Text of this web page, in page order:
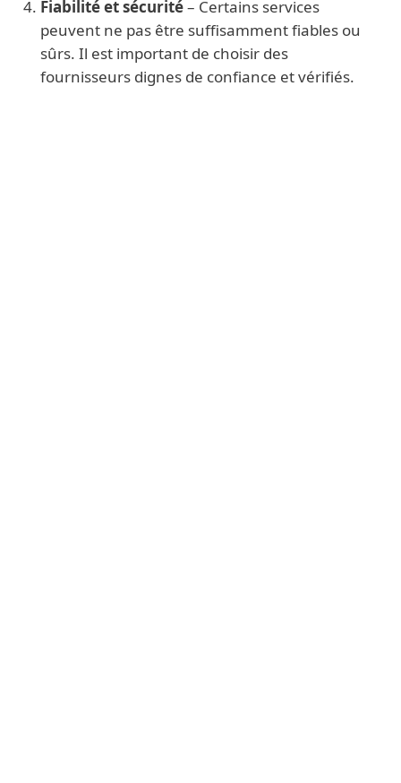
Fiabilité et sécurité– Certains services
peuvent ne pas être suffisamment fiables ou
sûrs. Il est important de choisir des
fournisseurs dignes de confiance et vérifiés.